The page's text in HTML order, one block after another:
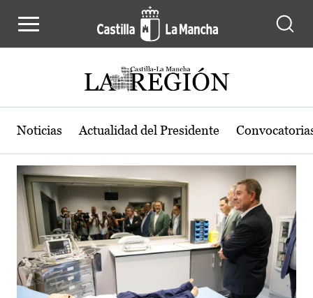
Actualidad de la región de Castilla-
Noticias Actualidad del Presidente